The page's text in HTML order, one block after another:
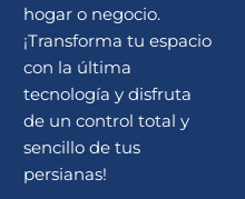
hogar o negocio.
¡Transforma tu espacio
con la última
tecnología y disfruta
de un control total y
sencillo de tus
persianas!